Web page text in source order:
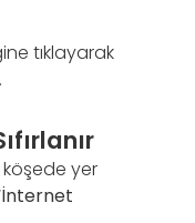
tıklayarak
köşede yer